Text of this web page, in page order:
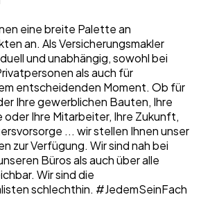
eine breite Palette an
an. Als Versicherungsmakler
und unabhängig, sowohl bei
als auch für
entscheidenden Moment. Ob für
Ihre gewerblichen Bauten, Ihre
oder Ihre Mitarbeiter, Ihre Zukunft,
... wir stellen Ihnen unser
zur Verfügung. Wir sind nah bei
Büros als auch über alle
Wir sind die
schlechthin. #JedemSeinFach